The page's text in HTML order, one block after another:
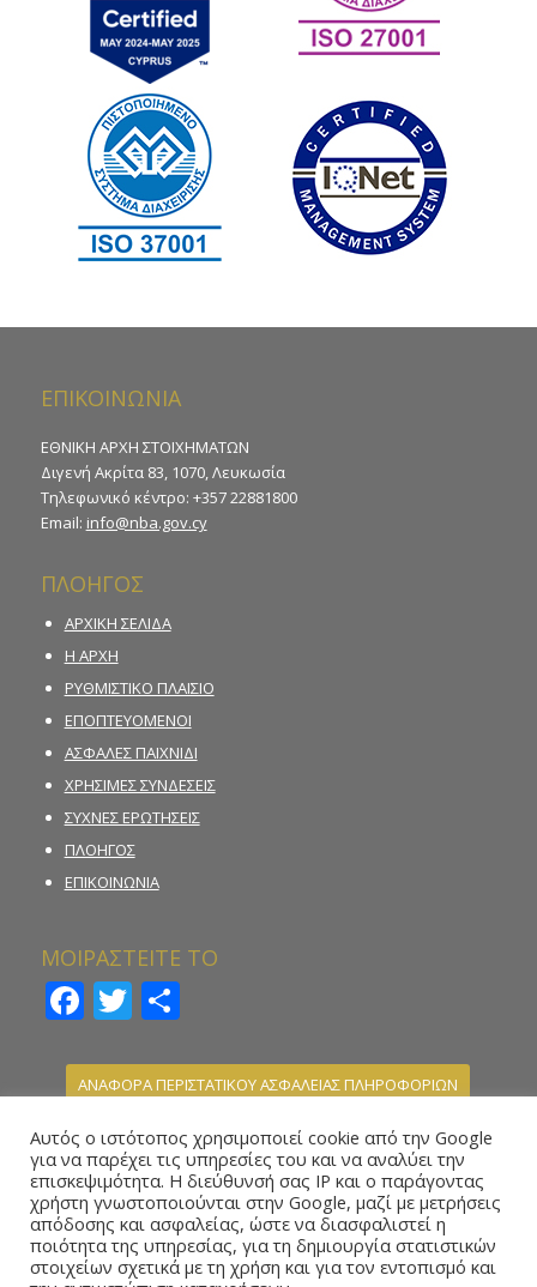
ΕΠΙΚΟΙΝΩΝΙΑ
ΕΘΝΙΚΗ ΑΡΧΗ ΣΤΟΙΧΗΜΑΤΩΝ
Διγενή Ακρίτα 83, 1070, Λευκωσία
Τηλεφωνικό κέντρο: +357 22881800
Email: info@nba.gov.cy
ΠΛΟΗΓΟΣ
ΑΡΧΙΚΗ ΣΕΛΙΔΑ
Η ΑΡΧΗ
ΡΥΘΜΙΣΤΙΚΟ ΠΛΑΙΣΙΟ
ΕΠΟΠΤΕΥΟΜΕΝΟΙ
ΑΣΦΑΛΕΣ ΠΑΙΧΝΙΔΙ
ΧΡΗΣΙΜΕΣ ΣΥΝΔΕΣΕΙΣ
ΣΥΧΝΕΣ ΕΡΩΤΗΣΕΙΣ
ΠΛΟΗΓΟΣ
ΕΠΙΚΟΙΝΩΝΙΑ
ΜΟΙΡΑΣΤΕΙΤΕ ΤΟ
Facebook
Twitter
Μοιραστείτε
ΑΝΑΦΟΡΑ ΠΕΡΙΣΤΑΤΙΚΟΥ ΑΣΦΑΛΕΙΑΣ ΠΛΗΡΟΦΟΡΙΩΝ
ΚΑΤΑΓΓΕΛΙΑ ΠΑΡΑΝΟΜΗΣ ΣΤΟΙΧΗΜΑΤΙΚΗΣ
ΔΡΑΣΤΗΡΙΟΤΗΤΑΣ
ΗΛΕΚΤΡΟΝΙΚΗ ΦΟΡΜΑ ΥΠΟΒΟΛΗΣ ΑΝΑΦΟΡΑΣ –
WHISTLEBLOWING
Αυτός ο ιστότοπος χρησιμοποιεί cookie από την Google
για να παρέχει τις υπηρεσίες του και να αναλύει την
επισκεψιμότητα. Η διεύθυνσή σας IP και ο παράγοντας
χρήστη γνωστοποιούνται στην Google, μαζί με μετρήσεις
απόδοσης και ασφαλείας, ώστε να διασφαλιστεί η
ποιότητα της υπηρεσίας, για τη δημιουργία στατιστικών
στοιχείων σχετικά με τη χρήση και για τον εντοπισμό και